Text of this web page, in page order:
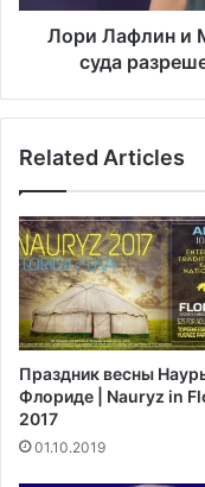
а
а
п
о
т
р
а
т
и
т
ь
2
м
и
с
о
Д
ж
а
н
у
л
и
п
Лори Лафлин и
суда
Related Articles
Праздник весны
Флориде | Nauryz in
2017
01.10.2019